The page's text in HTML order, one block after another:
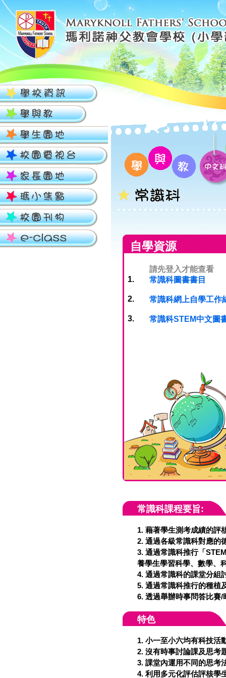
自學資源
請先登入才能查看
1.
常識科圖書書目
2. 常識科網上自學工作
3. 常識科STEM中文圖
常識科課程要旨:
1. 藉著學生測考成績的評
2. 通過各級常識科對應的
3. 通過常識科推行「
養學生學習科學、數學、
4. 通過常識科的課堂分組
5. 通過常識科推行的種植
6. 透過舉辦時事問答比賽
特色
1. 小一至小六均有科技活
2. 沒有時事討論課及思考
3. 課堂內運用不同的思考
4. 利用多元化評估評核學